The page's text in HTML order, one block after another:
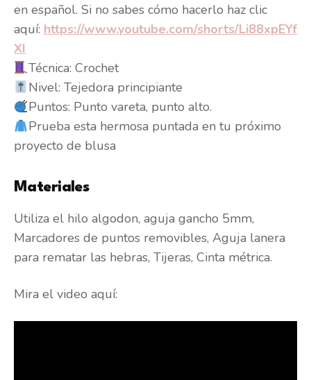
en español. Si no sabes cómo hacerlo haz clic
aquí: https://www.youtube.com/shorts/Li88xpEYf
XI
Técnica: Crochet
Nivel: Tejedora principiante
Puntos: Punto vareta, punto alto.
Prueba esta hermosa puntada en tu próximo
proyecto de blusa
Materiales
Utiliza el hilo algodon, aguja gancho 5mm,
Marcadores de puntos removibles, Aguja lanera
para rematar las hebras, Tijeras, Cinta métrica.
Mira el video aquí: